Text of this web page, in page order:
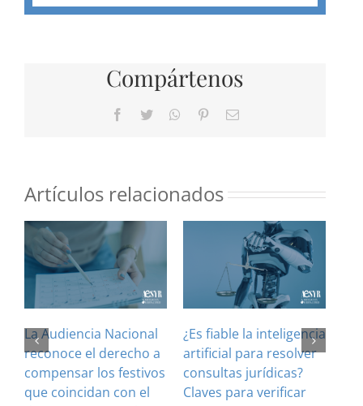
Compártenos
Facebook
Twitter WhatsApp
PinterestCorreo
Artículos relacionados
La Audiencia Nacional
reconoce el derecho a
compensar los festivos
que coincidan con el
¿Es fiable la inteligencia
artificial para resolver
consultas jurídicas?
Claves para verificar